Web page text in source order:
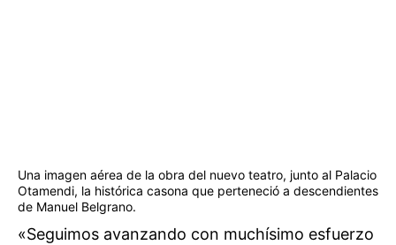
Una imagen aérea de la obra del nuevo teatro, junto al Palacio
Otamendi, la histórica casona que perteneció a descendientes
de Manuel Belgrano.
«Seguimos avanzando con muchísimo esfuerzo